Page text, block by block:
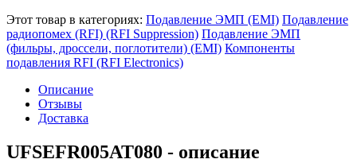
Этот товар в категориях: Подавление ЭМП (EMI) Подавление
радиопомех (RFI) (RFI Suppression) Подавление ЭМП
(фильры, дроссели, поглотители) (EMI) Компоненты
подавления RFI (RFI Electronics)
Описание
Отзывы
Доставка
UFSEFR005AT080 - описание